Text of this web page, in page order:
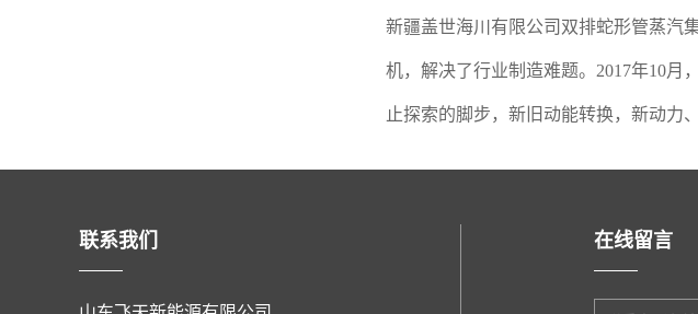
新疆盖世海川有限公司双排蛇形管蒸汽
机，解决了行业制造难题。2017年10月
止探索的脚步，新旧动能转换，新动力
联系我们 在线留言